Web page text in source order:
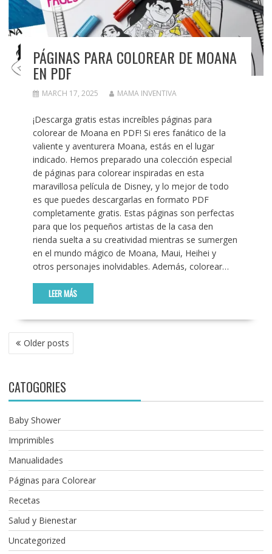
PÁGINAS PARA COLOREAR DE MOANA
EN PDF
MARCH 17, 2025 MAMA INVENTIVA
¡Descarga gratis estas increíbles páginas para
colorear de Moana en PDF! Si eres fanático de la
valiente y aventurera Moana, estás en el lugar
indicado. Hemos preparado una colección especial
de páginas para colorear inspiradas en esta
maravillosa película de Disney, y lo mejor de todo
es que puedes descargarlas en formato PDF
completamente gratis. Estas páginas son perfectas
para que los pequeños artistas de la casa den
rienda suelta a su creatividad mientras se sumergen
en el mundo mágico de Moana, Maui, Heihei y
otros personajes inolvidables. Además, colorear…
LEER MÁS
POSTS
NAVIGATION
Older posts
CATOGORIES
Baby Shower
Imprimibles
Manualidades
Páginas para Colorear
Recetas
Salud y Bienestar
Uncategorized